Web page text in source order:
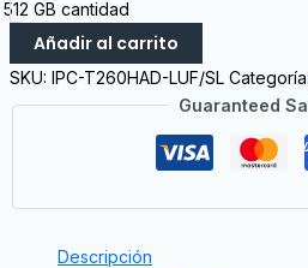
512 GB cantidad
Añadir al carrito
SKU: IPC-T260HAD-LUF/SL Categoría:
Guaranteed
Descripción